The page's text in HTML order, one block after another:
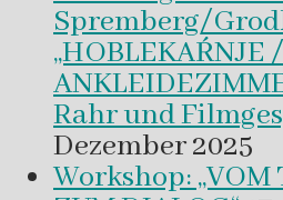
Spremberg/
„HOBLEKAŔNJE /
Rahr und
Dezember 2025
Workshop: